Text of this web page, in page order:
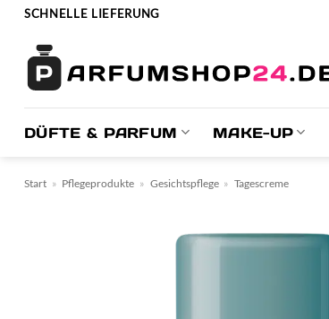
Zum
springen
SCHNELLE LIEFERUNG
DÜFTE & PARFUM MAKE-UP
Start » Pflegeprodukte » Gesichtspflege » Tagescreme